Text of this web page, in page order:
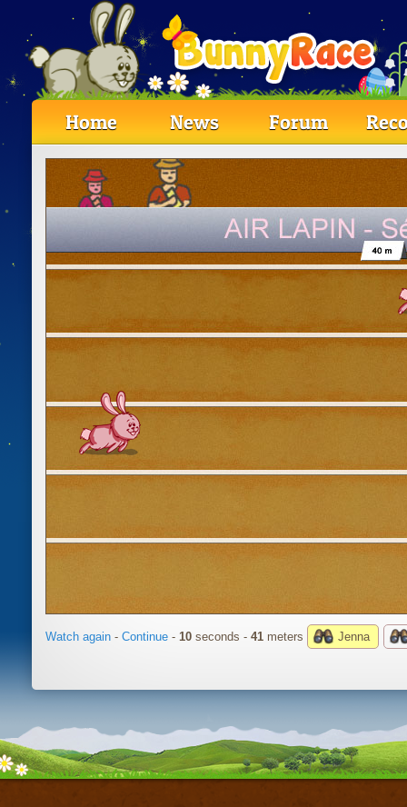
Home News Forum
Watch again - Continue - 10 seconds - 43 meters Jenna